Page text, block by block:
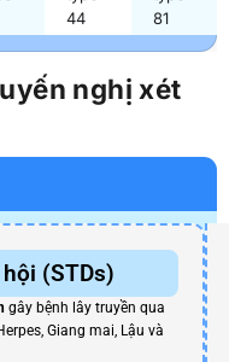
44
81
nghị xét
(STDs)
gây bệnh lây truyền qua
Giang mai, Lậu và